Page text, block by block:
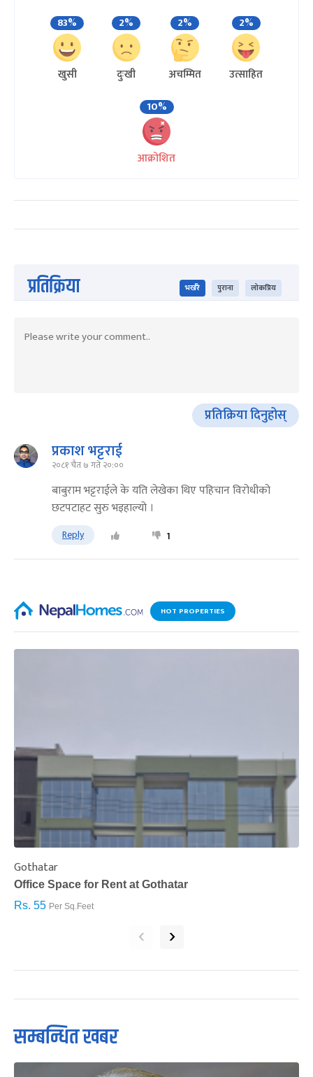
83%
खुसी
2%
दुःखी
2%
अचम्मित
2%
उत्साहित
10%
आक्रोशित
प्रतिक्रिया भर्खरै पुराना लोकप्रिय
प्रतिक्रिया दिनुहोस्
प्रकाश भट्टराई
२०८१ चैत ७ गते २०:००
बाबुराम भट्टराईले के यति लेखेका थिए पहिचान विरोधीको
छटपटाहट सुरु भइहाल्यो ।
Reply 1
HOT PROPERTIES
Gothatar
Office Space for Rent at Gothatar
Rs. 55 Per Sq.Feet
‹ ›
सम्बन्धित खबर